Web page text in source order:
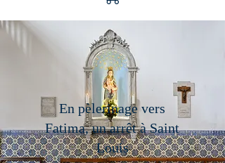
En pèlerinage vers
Fatima, un arrêt à Saint
Louis